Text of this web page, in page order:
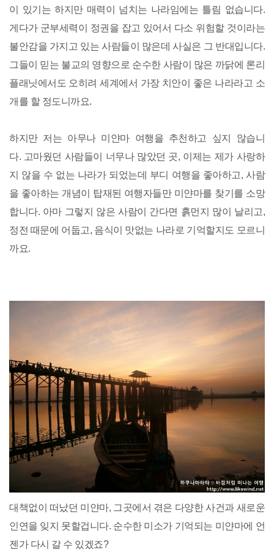
이 있기는 하지만 매력이 넘치는 나라임에는 틀림 없습니다.
게다가 군부세력이 정권을 잡고 있어서 다소 위험할 것이라는
불안감을 가지고 있는 사람들이 많은데 사실은 그 반대입니다.
그들이 믿는 불교의 영향으로 순수한 사람이 많은 까닭에 론리
플래닛에서도 오히려 세계에서 가장 치안이 좋은 나라라고 소
개를 할 정도니까요.
하지만 저는 아무나 미얀마 여행을 추천하고 싶지 않습니
다. 고마웠던 사람들이 너무나 많았던 곳, 이제는 제가 사랑하
지 않을 수 없는 나라가 되었는데 부디 여행을 좋아하고, 사람
을 좋아하는 개념이 탑재된 여행자들만 미얀마를 찾기를 소망
합니다. 아마 그렇지 않은 사람이 간다면 흙먼지 많이 날리고,
정전 때문에 어둡고, 음식이 맛없는 나라로 기억할지도 모르니
까요.
대책없이 떠났던 미얀마, 그곳에서 겪은 다양한 사건과 새로운
인연을 잊지 못할겁니다. 순수한 미소가 기억되는 미얀마에 언
젠가 다시 갈 수 있겠죠?